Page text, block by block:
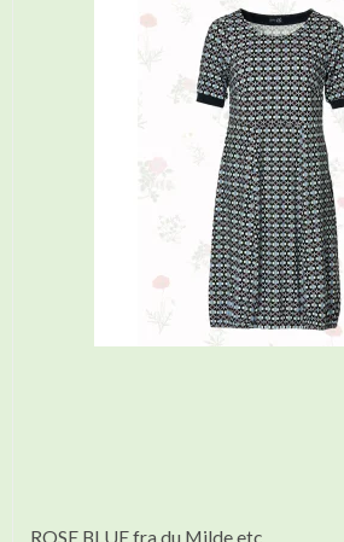
ROSE BLUE fra du Milde etc